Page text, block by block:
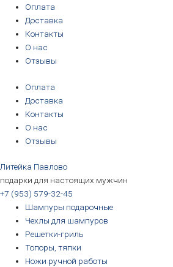
Перейти
содержимому
Оплата
Доставка
Контакты
О нас
Отзывы
Оплата
Доставка
Контакты
О нас
Отзывы
Литейка Павлово
подарки для настоящих мужчин
+7 (953) 579-32-45
Шампуры подарочные
Чехлы для шампуров
Решетки-гриль
Топоры, тяпки
Ножи ручной работы